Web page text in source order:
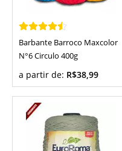
Barbante Barroco Maxcolor
N°6 Circulo 400g
a partir de: R$38,99